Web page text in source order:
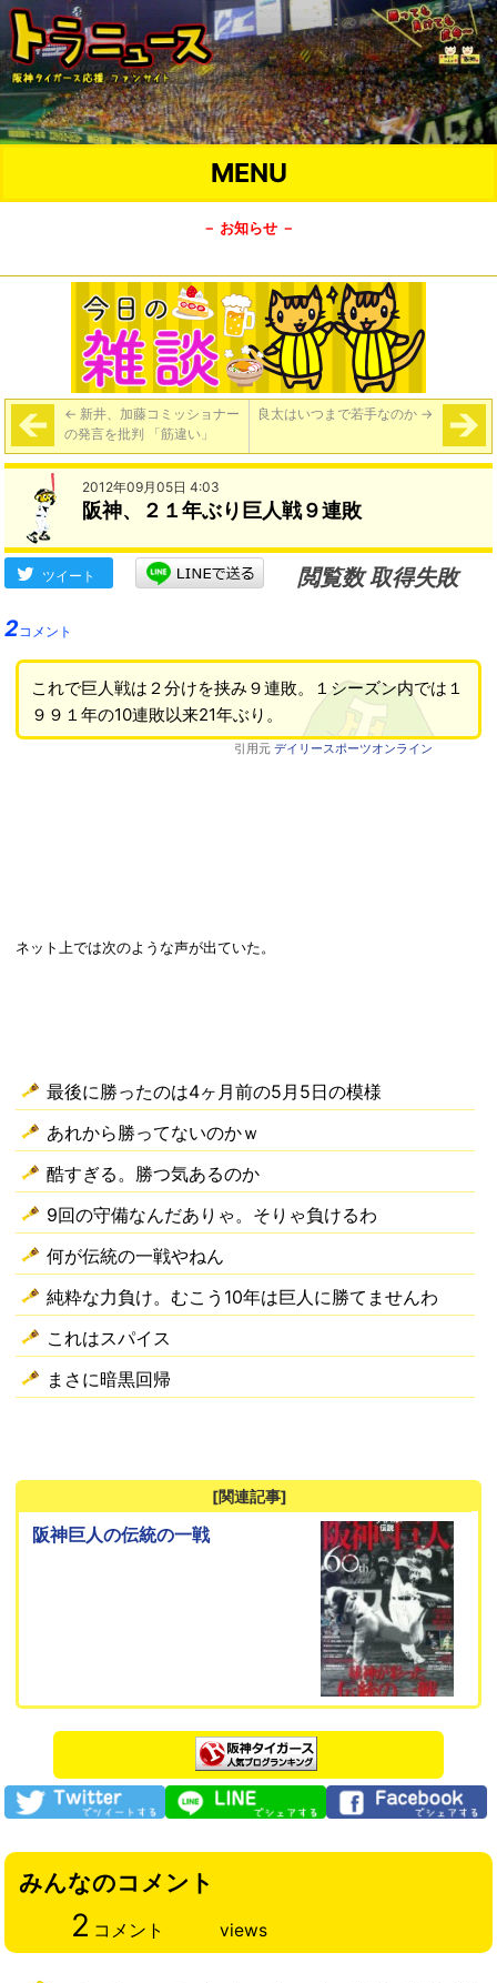
MENU
－ お知らせ －
← 新井、加藤コミッショナー
の発言を批判 「筋違い」
良太はいつまで若手なのか →
2012年09月05日 4:03
阪神、２１年ぶり巨人戦９連敗
ツイート
閲覧数 取得失敗
2コメント
これで巨人戦は２分けを挟み９連敗。１シーズン内では１
９９１年の10連敗以来21年ぶり。
引用元 デイリースポーツオンライン
ネット上では次のような声が出ていた。
最後に勝ったのは4ヶ月前の5月5日の模様
あれから勝ってないのかｗ
酷すぎる。勝つ気あるのか
9回の守備なんだありゃ。そりゃ負けるわ
何が伝統の一戦やねん
純粋な力負け。むこう10年は巨人に勝てませんわ
これはスパイス
まさに暗黒回帰
[関連記事]
阪神巨人の伝統の一戦
みんなのコメント
2 コメント views